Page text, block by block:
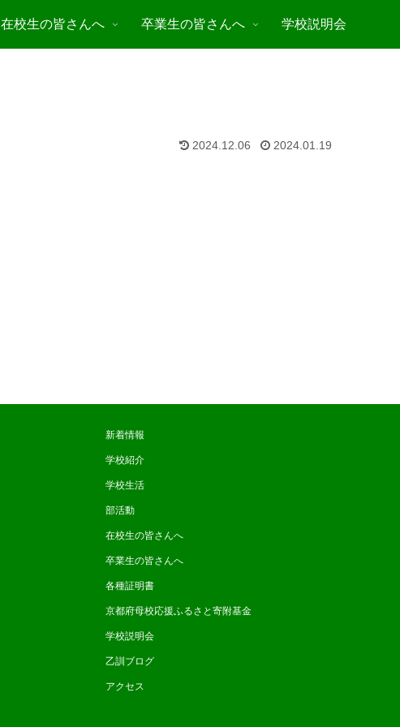
在校生の皆さんへ 卒業生の皆さんへ 学校説明会
2024.12.06 2024.01.19
新着情報
学校紹介
学校生活
部活動
在校生の皆さんへ
卒業生の皆さんへ
各種証明書
京都府母校応援ふるさと寄附基金
学校説明会
乙訓ブログ
アクセス